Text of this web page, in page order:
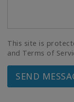
This site is
and Terms of
SEND